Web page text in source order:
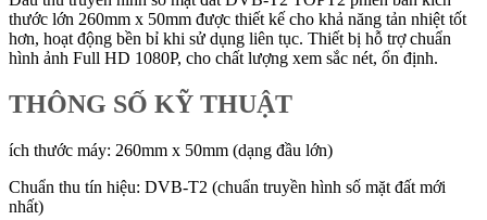
thước lớn 260mm x 50mm được thiết kế cho khả năng tản nhiệt tốt
hơn, hoạt động bền bỉ khi sử dụng liên tục. Thiết bị hỗ trợ chuẩn
hình ảnh Full HD 1080P, cho chất lượng xem sắc nét, ổn định.
THÔNG SỐ KỸ THUẬT
ích thước máy: 260mm x 50mm (dạng đầu lớn)
Chuẩn thu tín hiệu: DVB-T2 (chuẩn truyền hình số mặt đất mới
nhất)